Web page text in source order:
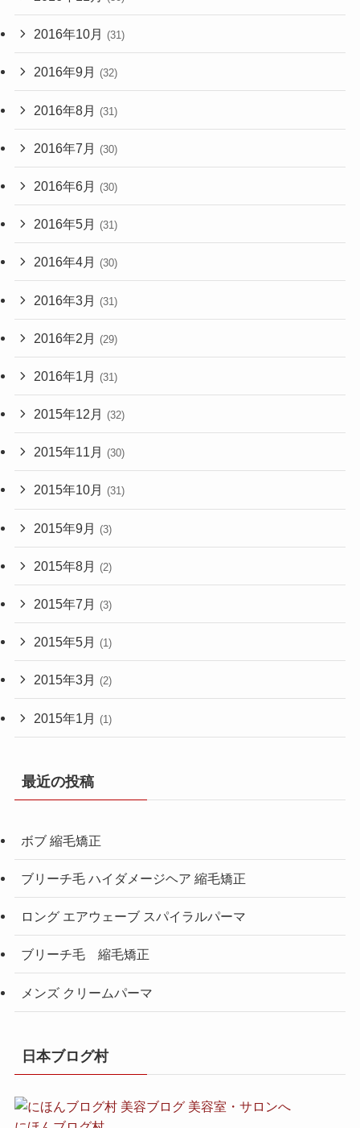
2016年10月 (31)
2016年9月 (32)
2016年8月 (31)
2016年7月 (30)
2016年6月 (30)
2016年5月 (31)
2016年4月 (30)
2016年3月 (31)
2016年2月 (29)
2016年1月 (31)
2015年12月 (32)
2015年11月 (30)
2015年10月 (31)
2015年9月 (3)
2015年8月 (2)
2015年7月 (3)
2015年5月 (1)
2015年3月 (2)
2015年1月 (1)
最近の投稿
ボブ 縮毛矯正
ブリーチ毛 ハイダメージヘア 縮毛矯正
ロング エアウェーブ スパイラルパーマ
ブリーチ毛 縮毛矯正
メンズ クリームパーマ
日本ブログ村